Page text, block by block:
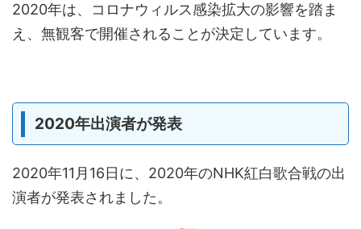
2020年は、コロナウィルス感染拡大の影響を踏ま
え、無観客で開催されることが決定しています。
2020年出演者が発表
2020年11月16日に、2020年のNHK紅白歌合戦の出
演者が発表されました。